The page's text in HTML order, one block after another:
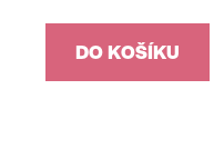
DO KOŠÍKU